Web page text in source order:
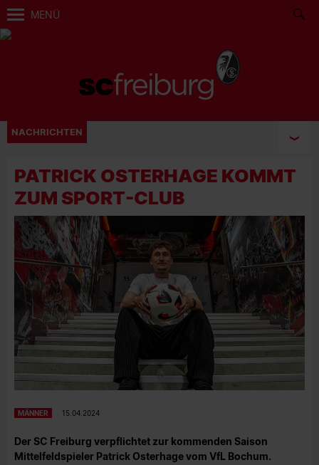
MENÜ
NACHRICHTEN
PATRICK OSTERHAGE KOMMT
ZUM SPORT-CLUB
MÄNNER 15.04.2024
Der SC Freiburg verpflichtet zur kommenden Saison
Mittelfeldspieler Patrick Osterhage vom VfL Bochum.